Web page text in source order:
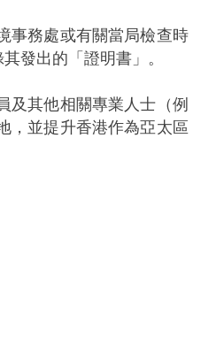
務處或有關當局檢查時
發出的「證明書」。
其他相關專業人士（例
，並提升香港作為亞太區